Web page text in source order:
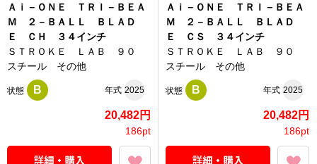
Ａｉ－ＯＮＥ ＴＲＩ－ＢＥＡ
Ｍ ２－ＢＡＬＬ ＢＬＡＤ
Ｅ ＣＨ ３４インチ
ＳＴＲＯＫＥ ＬＡＢ ９０
スチール その他
状態 B 年式 2025
20,482円
186pt
Ａｉ－ＯＮＥ ＴＲＩ－ＢＥＡ
Ｍ ２－ＢＡＬＬ ＢＬＡＤ
Ｅ ＣＳ ３４インチ
ＳＴＲＯＫＥ ＬＡＢ ９０
スチール その他
状態 B 年式 2025
20,482円
186pt